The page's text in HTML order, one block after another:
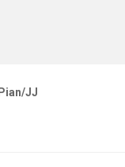
Pian/JJ